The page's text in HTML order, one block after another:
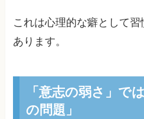
これは心理的な癖として
あります。
「意志の弱さ」で
の問題」